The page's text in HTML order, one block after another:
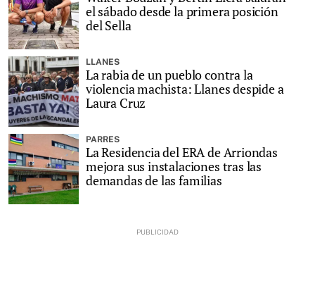
el sábado desde la primera posición
del Sella
LLANES
La rabia de un pueblo contra la
violencia machista: Llanes despide a
Laura Cruz
PARRES
La Residencia del ERA de Arriondas
mejora sus instalaciones tras las
demandas de las familias